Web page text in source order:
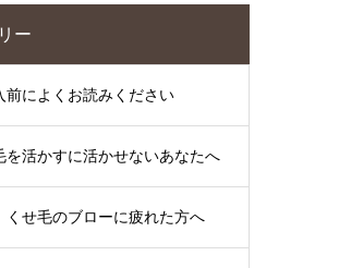
ー
によくお読みください
活かすに活かせないあなたへ
せ毛のブローに疲れた方へ